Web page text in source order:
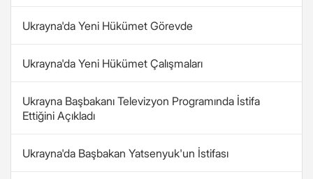
Ukrayna'da Yeni Hükümet Görevde
Ukrayna'da Yeni Hükümet Çalışmaları
Ukrayna Başbakanı Televizyon Programında İstifa
Ettiğini Açıkladı
Ukrayna'da Başbakan Yatsenyuk'un İstifası